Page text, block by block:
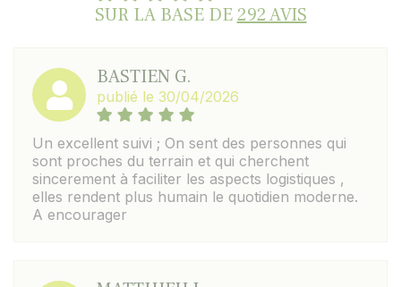
SUR LA BASE DE292 AVIS
BASTIEN G.
publié le 30/04/2026
Un excellent suivi ; On sent des personnes qui
sont proches du terrain et qui cherchent
sincerement à faciliter les aspects logistiques ,
elles rendent plus humain le quotidien moderne.
A encourager